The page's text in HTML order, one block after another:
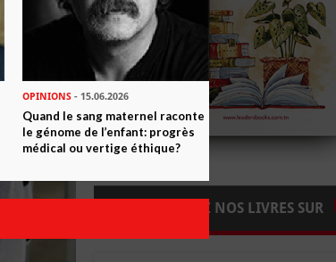
COMMANDEZ NOS LIVRES SUR
OPINIONS- 15.06.2026
Quand le sang maternel raconte
le génome de l’enfant: progrès
médical ou vertige éthique?